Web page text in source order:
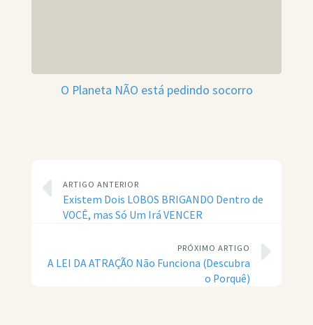
O Planeta NÃO está pedindo socorro
ARTIGO ANTERIOR
Existem Dois LOBOS BRIGANDO Dentro de
VOCÊ, mas Só Um Irá VENCER
PRÓXIMO ARTIGO
A LEI DA ATRAÇÃO Não Funciona (Descubra
o Porquê)